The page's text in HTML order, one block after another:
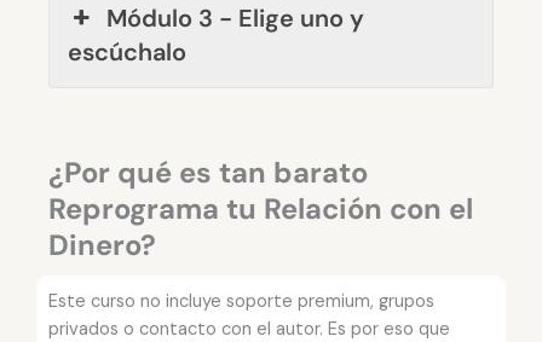
Módulo 3 - Elige uno y
escúchalo
¿Por qué es tan barato
Reprograma tu Relación con el
Dinero?
Este curso no incluye soporte premium, grupos
privados o contacto con el autor. Es por eso que